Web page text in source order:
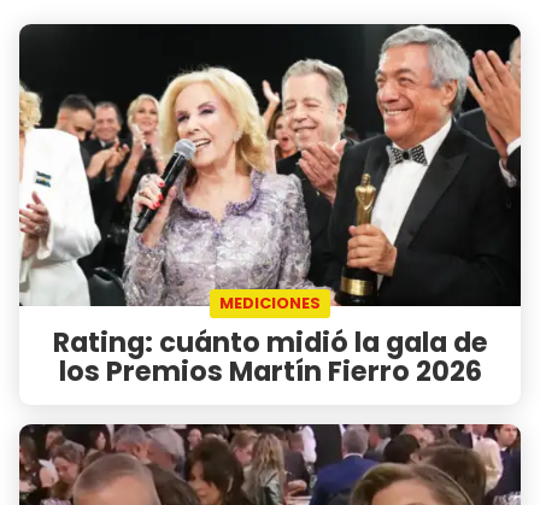
MEDICIONES
Rating: cuánto midió la gala de
los Premios Martín Fierro 2026